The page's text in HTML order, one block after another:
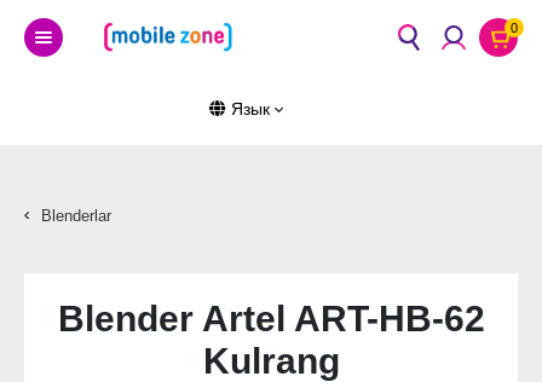
0
Язык
Blenderlar
Blender Artel ART-HB-62
Kulrang